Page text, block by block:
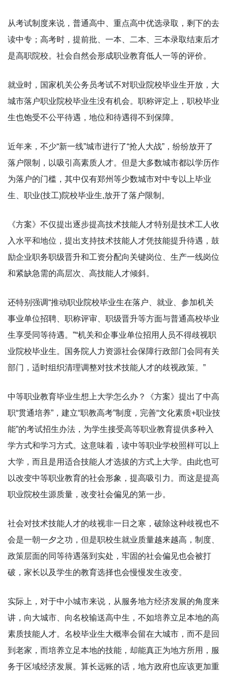
从考试制度来说，普通高中、重点高中优选录取，剩下的去
读中专；高考时，提前批、一本、二本、三本录取结束后才
是高职院校。社会自然会形成职业教育低人一等的评价。
就业时，国家机关公务员考试不对职业院校毕业生开放，大
城市落户职业院校毕业生没有机会。职称评定上，职校毕业
生也饱受不公平待遇，地位和待遇得不到保障。
近年来，不少“新一线”城市进行了“抢人大战”，纷纷放开了
落户限制，以吸引高素质人才。但是大多数城市都以学历作
为落户的门槛，其中仅有郑州等少数城市对中专以上毕业
生、职业(技工)院校毕业生,放开了落户限制。
《方案》不仅提出逐步提高技术技能人才特别是技术工人收
入水平和地位，提出支持技术技能人才凭技能提升待遇，鼓
励企业职务职级晋升和工资分配向关键岗位、生产一线岗位
和紧缺急需的高层次、高技能人才倾斜。
还特别强调“推动职业院校毕业生在落户、就业、参加机关
事业单位招聘、职称评审、职级晋升等方面与普通高校毕业
生享受同等待遇。”“机关和企事业单位招用人员不得歧视职
业院校毕业生。国务院人力资源社会保障行政部门会同有关
部门，适时组织清理调整对技术技能人才的歧视政策。”
中等职业教育毕业生想上大学怎么办？《方案》提出了中高
职“贯通培养”，建立“职教高考”制度，完善“文化素质+职业技
能”的考试招生办法，为学生接受高等职业教育提供多种入
学方式和学习方式。这意味着，读中等职业学校照样可以上
大学，而且是用适合技能人才选拔的方式上大学。由此也可
以改变中等职业教育的社会形象，提高吸引力。而这是提高
职业院校生源质量，改变社会偏见的第一步。
社会对技术技能人才的歧视非一日之寒，破除这种歧视也不
会是一朝一夕之功，但是职校生就业质量越来越高，制度、
政策层面的同等待遇落到实处，牢固的社会偏见也会被打
破，家长以及学生的教育选择也会慢慢发生改变。
实际上，对于中小城市来说，从服务地方经济发展的角度来
讲，向大城市、向名校输送高中生，不如培养立足本地的高
素质技能人才。名校毕业生大概率会留在大城市，而不是回
到老家，而培养立足本地的技能，却能真正为地方所用，服
务于区域经济发展。算长远账的话，地方政府也应该更加重